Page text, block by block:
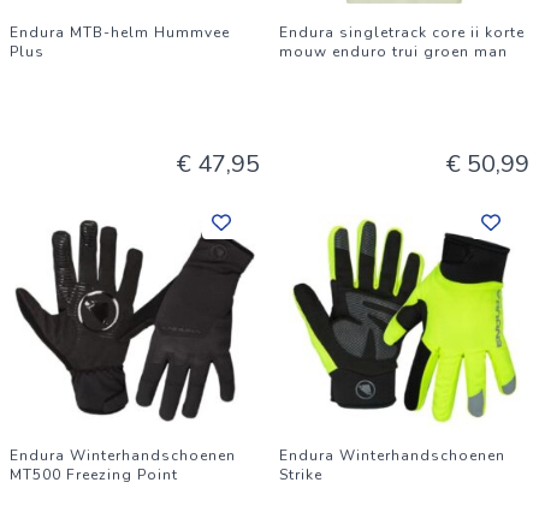
Endura MTB-helm Hummvee
Plus
€ 47,95
Endura singletrack core ii korte
mouw enduro trui groen man
€ 50,99
Endura Winterhandschoenen
MT500 Freezing Point
Endura Winterhandschoenen
Strike